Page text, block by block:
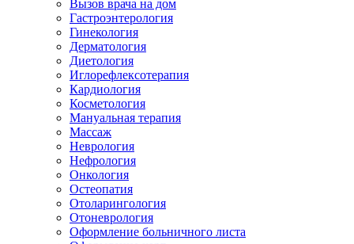
Вызов врача на дом
Гастроэнтерология
Гинекология
Дерматология
Диетология
Иглорефлексотерапия
Кардиология
Косметология
Мануальная терапия
Массаж
Неврология
Нефрология
Онкология
Остеопатия
Отоларингология
Отоневрология
Оформление больничного листа